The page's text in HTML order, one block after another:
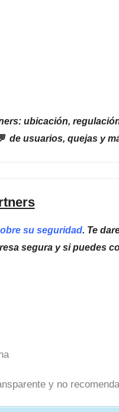
ubicación,
de usuarios, quejas y
su seguridad. Te
segura y si puedes
y no